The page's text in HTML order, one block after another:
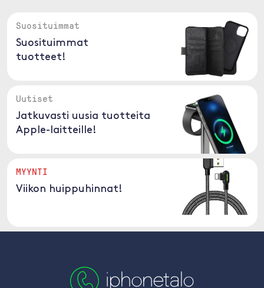
Suosituimmat
Suosituimmat
tuotteet!
Uutiset
Jatkuvasti uusia tuotteita
Apple-laitteille!
MYYNTI
Viikon huippuhinnat!